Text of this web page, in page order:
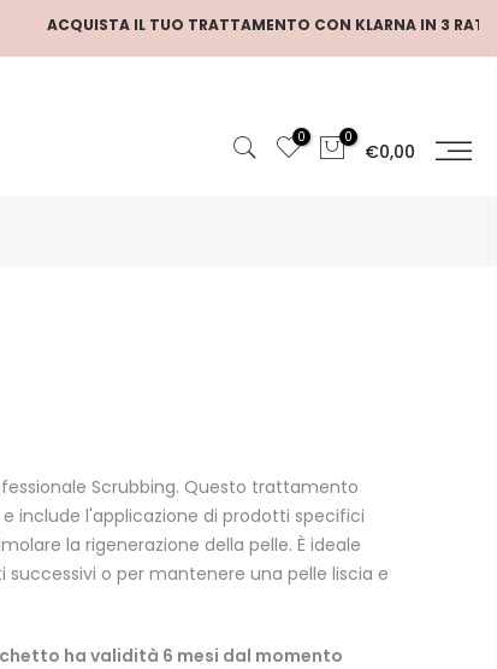
ACQUISTA IL TUO TRATTAMENTO CON KLARNA IN 3 RATE
0 0
€0,00
Scrubbing. Questo trattamento
include l'applicazione di prodotti specifici
la rigenerazione della pelle. È ideale
o per mantenere una pelle liscia e
ha validità 6 mesi dal momento